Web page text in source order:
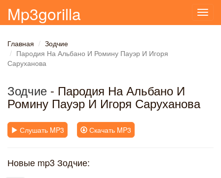
Mp3gorilla
Главная
Зодчие
Пародия На Альбано И Ромину Пауэр И Игоря
Саруханова
Зодчие - Пародия На Альбано И
Ромину Пауэр И Игоря Саруханова
Слушать MP3 Скачать MP3
Новые mp3 Зодчие: